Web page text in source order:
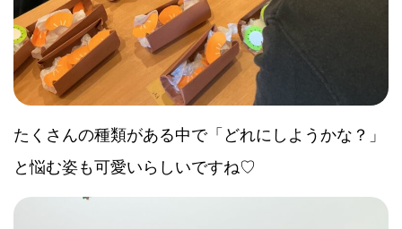
たくさんの種類がある中で「どれにしようかな？」
と悩む姿も可愛いらしいですね♡